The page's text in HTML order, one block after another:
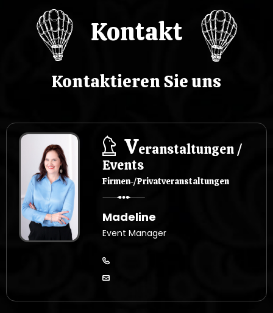
Kontakt
Kontaktieren Sie uns
Veranstaltungen /
Events
Firmen-/Privatveranstaltungen
Madeline
Event Manager